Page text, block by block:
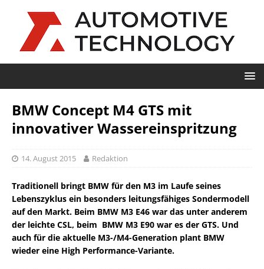
BMW Concept M4 GTS mit
innovativer Wassereinspritzung
14. August 2015 Redaktion
Traditionell bringt BMW für den M3 im Laufe seines
Lebenszyklus ein besonders leitungsfähiges Sondermodell
auf den Markt. Beim BMW M3 E46 war das unter anderem
der leichte CSL, beim BMW M3 E90 war es der GTS. Und
auch für die aktuelle M3-/M4-Generation plant BMW
wieder eine High Performance-Variante.